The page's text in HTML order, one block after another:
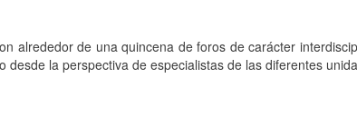
alrededor de una quincena de foros de carácter
desde la perspectiva de especialistas de las diferentes